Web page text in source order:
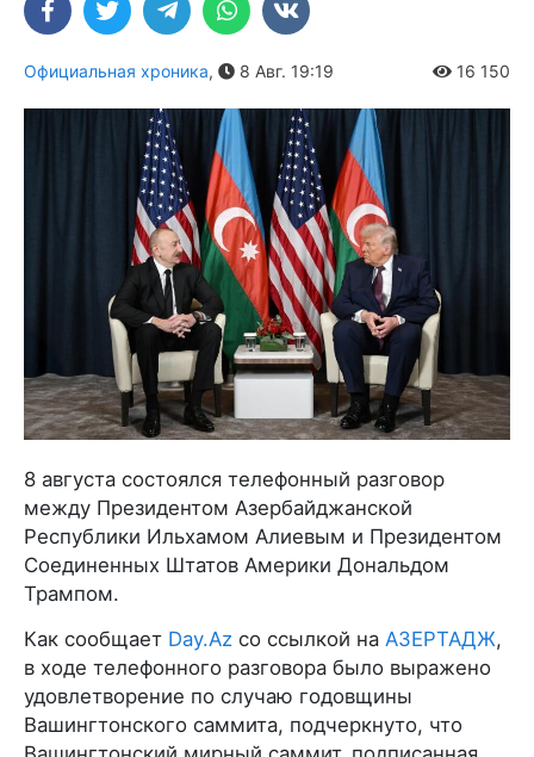
Официальная хроника, 8 Авг. 19:19 16 150
8 августа состоялся телефонный разговор
между Президентом Азербайджанской
Республики Ильхамом Алиевым и Президентом
Соединенных Штатов Америки Дональдом
Трампом.
Как сообщает Day.Az со ссылкой на АЗЕРТАДЖ,
в ходе телефонного разговора было выражено
удовлетворение по случаю годовщины
Вашингтонского саммита, подчеркнуто, что